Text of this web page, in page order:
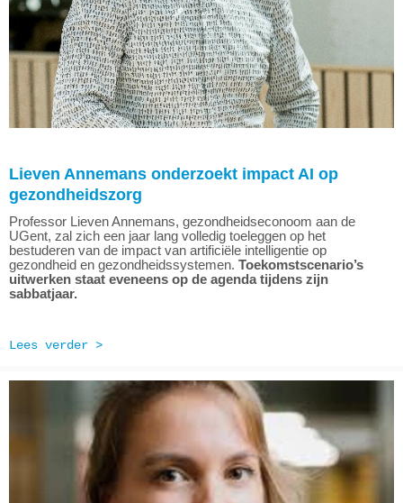
Lieven Annemans onderzoekt impact AI op
gezondheidszorg
Professor Lieven Annemans, gezondheidseconoom aan de
UGent, zal zich een jaar lang volledig toeleggen op het
bestuderen van de impact van artificiële intelligentie op
gezondheid en gezondheidssystemen. Toekomstscenario’s
uitwerken staat eveneens op de agenda tijdens zijn
sabbatjaar.
Lees verder >